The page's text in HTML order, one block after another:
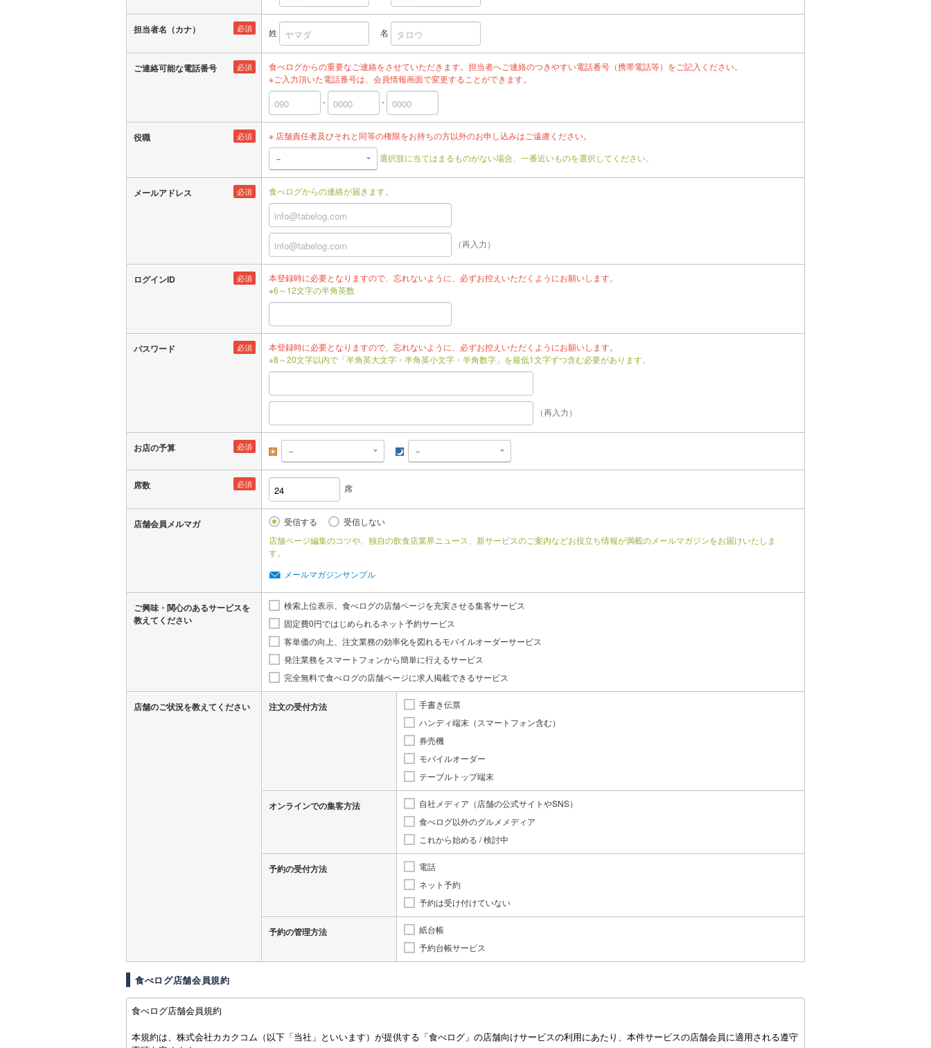
必須
担当者名（カナ） 姓 名
必須
ご連絡可能な電話番号
食べログからの重要なご連絡をさせていただきます。担当者へご連絡のつきやすい電話番号（携帯電話等）をご記入ください。
※ご入力頂いた電話番号は、会員情報画面で変更することができます。
-
-
必須
役職
※ 店舗責任者及びそれと同等の権限をお持ちの方以外のお申し込みはご遠慮ください。
選択肢に当てはまるものがない場合、一番近いものを選択してください。
必須
メールアドレス 食べログからの連絡が届きます。
（再入力）
必須
ログインID
本登録時に必要となりますので、忘れないように、必ずお控えいただくようにお願いします。
※6～12文字の半角英数
必須
パスワード
本登録時に必要となりますので、忘れないように、必ずお控えいただくようにお願いします。
※8～20文字以内で「半角英大文字・半角英小文字・半角数字」を最低1文字ずつ含む必要があります。
（再入力）
必須
お店の予算
必須
席数 席
店舗会員メルマガ 受信する
受信しない
店舗ページ編集のコツや、独自の飲食店業界ニュース、新サービスのご案内などお役立ち情報が満載のメールマガジンをお届けいたしま
す。
メールマガジンサンプル
ご興味・関心のあるサービスを
教えてください
検索上位表示、食べログの店舗ページを充実させる集客サービス
固定費0円ではじめられるネット予約サービス
客単価の向上、注文業務の効率化を図れるモバイルオーダーサービス
発注業務をスマートフォンから簡単に行えるサービス
完全無料で食べログの店舗ページに求人掲載できるサービス
店舗のご状況を教えてください 注文の受付方法
手書き伝票
ハンディ端末（スマートフォン含む）
券売機
モバイルオーダー
テーブルトップ端末
オンラインでの集客方法
自社メディア（店舗の公式サイトやSNS）
食べログ以外のグルメメディア
これから始める / 検討中
予約の受付方法
電話
ネット予約
予約は受け付けていない
予約の管理方法
紙台帳
予約台帳サービス
食べログ店舗会員規約